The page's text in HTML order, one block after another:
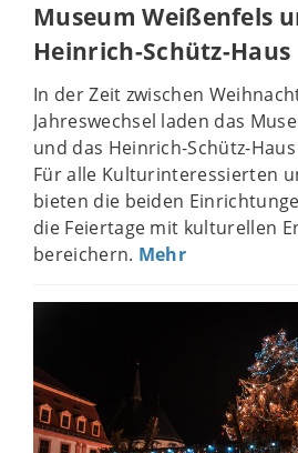
Museum Weißenfels
Heinrich-Schütz-Haus
In der Zeit zwischen
Jahreswechsel laden das
und das Heinrich-Schütz-
Für alle Kulturinteressierten
bieten die beiden
die Feiertage mit kulturellen
bereichern. Mehr